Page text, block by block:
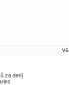
za den]